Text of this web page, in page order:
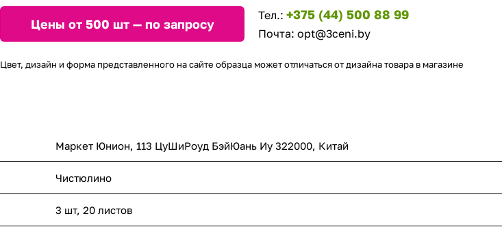
Цены от 500 шт — по запросу
Тел.: +375 (44) 500 88 99
Почта: opt@3ceni.by
Цвет, дизайн и форма представленного на сайте образца может отличаться от дизайна товара в магазине
Маркет Юнион, 113 ЦуШиРоуд БэйЮань Иу 322000, Китай
Чистюлино
3 шт, 20 листов